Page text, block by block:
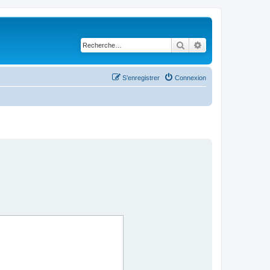
Rechercher
Connexion
S’enregistrer